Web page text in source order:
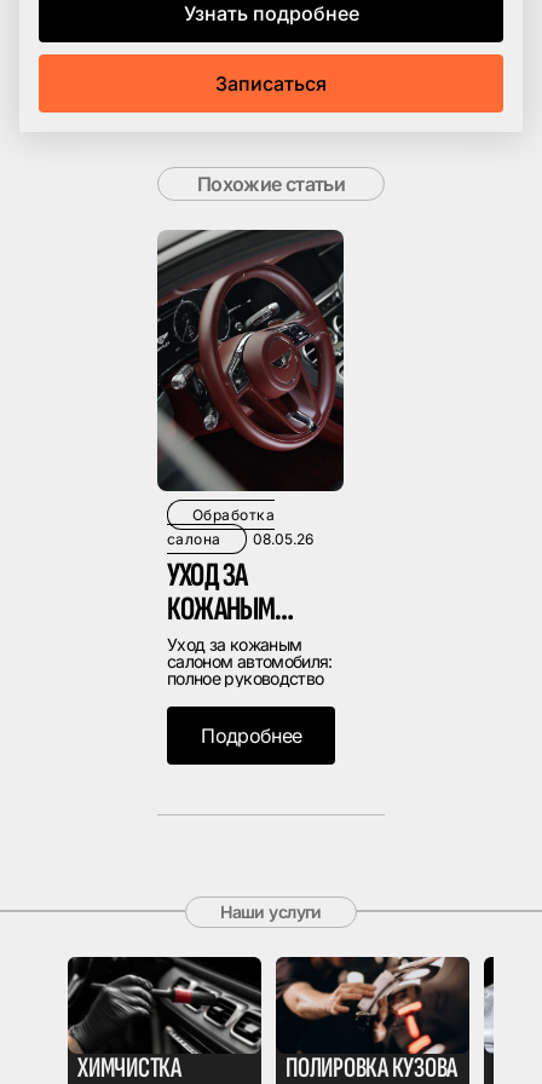
Записаться
Узнать подробнее
Похожие статьи
Обработка
салона
08.05.26
УХОД ЗА
КОЖАНЫМ
САЛОНОМ
АВТОМОБИЛЯ:
ПОЛНОЕ
РУКОВОДСТВО
Уход за кожаным
салоном автомобиля:
полное руководство
Подробнее
Наши услуги
ХИМЧИСТКА ПОЛИРОВКА КУЗОВА